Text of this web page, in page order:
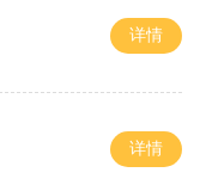
详情
详情